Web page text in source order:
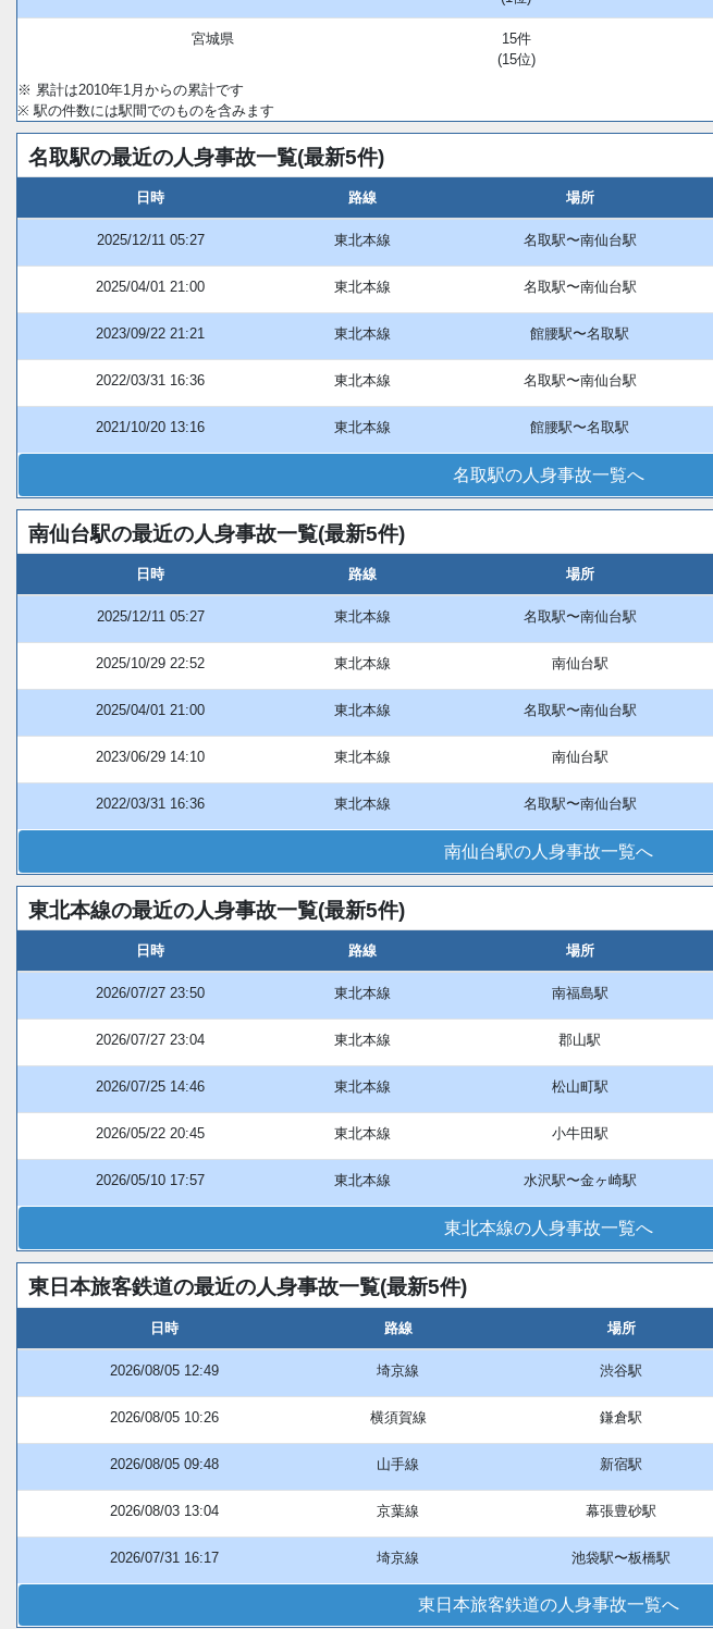
宮城県
15件
(15位)
※ 累計は2010年1月からの累計です
※ 駅の件数には駅間でのものを含みます
名取駅の最近の人身事故一覧(最新5件)
日時 路線 場所
2025/12/11 05:27 東北本線 名取駅〜南仙台駅
2025/04/01 21:00 東北本線 名取駅〜南仙台駅
2023/09/22 21:21 東北本線 館腰駅〜名取駅
2022/03/31 16:36 東北本線 名取駅〜南仙台駅
2021/10/20 13:16 東北本線 館腰駅〜名取駅
名取駅の人身事故一覧へ
南仙台駅の最近の人身事故一覧(最新5件)
日時 路線 場所
2025/12/11 05:27 東北本線 名取駅〜南仙台駅
2025/10/29 22:52 東北本線 南仙台駅
2025/04/01 21:00 東北本線 名取駅〜南仙台駅
2023/06/29 14:10 東北本線 南仙台駅
2022/03/31 16:36 東北本線 名取駅〜南仙台駅
南仙台駅の人身事故一覧へ
東北本線の最近の人身事故一覧(最新5件)
日時 路線 場所
2026/07/27 23:50 東北本線 南福島駅
2026/07/27 23:04 東北本線 郡山駅
2026/07/25 14:46 東北本線 松山町駅
2026/05/22 20:45 東北本線 小牛田駅
2026/05/10 17:57 東北本線 水沢駅〜金ヶ崎駅
東北本線の人身事故一覧へ
東日本旅客鉄道の最近の人身事故一覧(最新5件)
日時 路線 場所
2026/08/05 12:49 埼京線 渋谷駅
2026/08/05 10:26 横須賀線 鎌倉駅
2026/08/05 09:48 山手線 新宿駅
2026/08/03 13:04 京葉線 幕張豊砂駅
2026/07/31 16:17 埼京線 池袋駅〜板橋駅
東日本旅客鉄道の人身事故一覧へ